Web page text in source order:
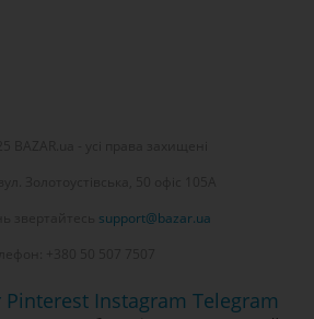
support@bazar.ua
Pinterest Instagram Telegram